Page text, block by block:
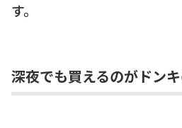
す。
深夜でも買えるのがドン